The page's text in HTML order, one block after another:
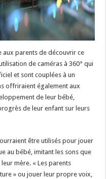
parents de découvrir ce
de caméras à 360° qui
et sont couplées à un
offriraient également aux
de leur bébé,
de leur enfant sur leurs
être utilisés pour jouer
au bébé, imitant les sons que
mère. « Les parents
» ou jouer leur propre voix,